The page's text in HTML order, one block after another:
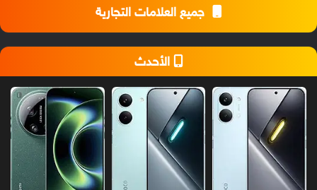
جميع العلامات التجارية
الأحدث